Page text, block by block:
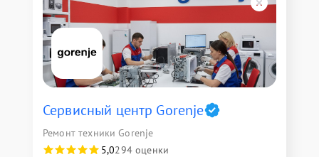
Сервисный центр Gorenje
Ремонт техники Gorenje
5,0294 оценки